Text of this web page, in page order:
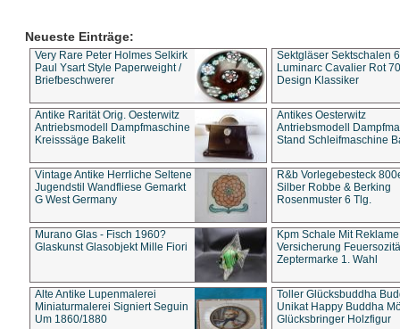
Neueste Einträge:
Very Rare Peter Holmes Selkirk
Paul Ysart Style Paperweight /
Briefbeschwerer
Sektgläser Sektschalen
Luminarc Cavalier Rot
Design Klassiker
Antike Rarität Orig. Oesterwitz
Antriebsmodell Dampfmaschine
Kreisssäge Bakelit
Antikes Oesterwitz
Antriebsmodell
Stand Schleifmaschine
Vintage Antike Herrliche Seltene
Jugendstil Wandfliese Gemarkt
G West Germany
R&b Vorlegebesteck
Silber Robbe & Berking
Rosenmuster 6 Tlg.
Murano Glas - Fisch 1960?
Glaskunst Glasobjekt Mille Fiori
Kpm Schale Mit Reklame
Versicherung
Zeptermarke 1. Wahl
Alte Antike Lupenmalerei
Miniaturmalerei Signiert Seguin
Um 1860/1880
Toller Glücksbuddha
Unikat Happy Buddha
Glücksbringer Holzfigur